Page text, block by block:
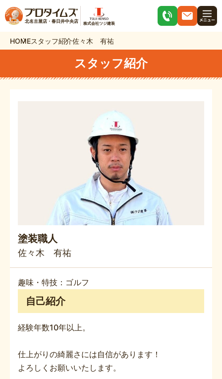
北名古屋店・春日井中央店 株式会社ツジ建装
HOMEスタッフ紹介佐々木 有祐
スタッフ紹介
塗装職人
佐々木 有祐
趣味・特技：ゴルフ
自己紹介
経験年数10年以上。
仕上がりの綺麗さには自信があります！
よろしくお願いいたします。